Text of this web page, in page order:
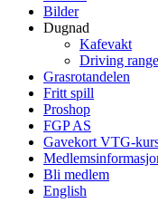
Bilder
Dugnad
Kafevakt
Driving range
Grasrotandelen
Fritt spill
Proshop
FGP AS
Gavekort VTG-
Bli medlem
English